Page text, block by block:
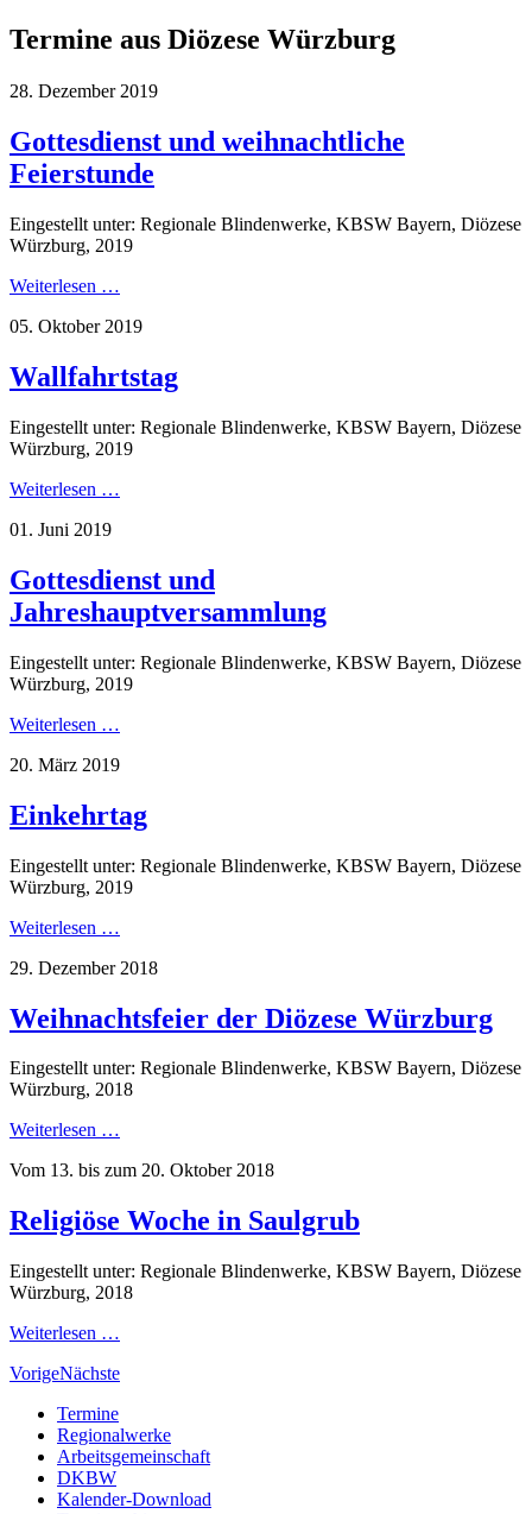
Termine aus Diözese Würzburg
28. Dezember 2019
Gottesdienst und weihnachtliche
Feierstunde
Eingestellt unter: Regionale Blindenwerke, KBSW Bayern, Diözese
Würzburg, 2019
Weiterlesen …
05. Oktober 2019
Wallfahrtstag
Eingestellt unter: Regionale Blindenwerke, KBSW Bayern, Diözese
Würzburg, 2019
Weiterlesen …
01. Juni 2019
Gottesdienst und
Jahreshauptversammlung
Eingestellt unter: Regionale Blindenwerke, KBSW Bayern, Diözese
Würzburg, 2019
Weiterlesen …
20. März 2019
Einkehrtag
Eingestellt unter: Regionale Blindenwerke, KBSW Bayern, Diözese
Würzburg, 2019
Weiterlesen …
29. Dezember 2018
Weihnachtsfeier der Diözese Würzburg
Eingestellt unter: Regionale Blindenwerke, KBSW Bayern, Diözese
Würzburg, 2018
Weiterlesen …
Vom 13. bis zum 20. Oktober 2018
Religiöse Woche in Saulgrub
Eingestellt unter: Regionale Blindenwerke, KBSW Bayern, Diözese
Würzburg, 2018
Weiterlesen …
VorigeNächste
Termine
Regionalwerke
Arbeitsgemeinschaft
DKBW
Kalender-Download